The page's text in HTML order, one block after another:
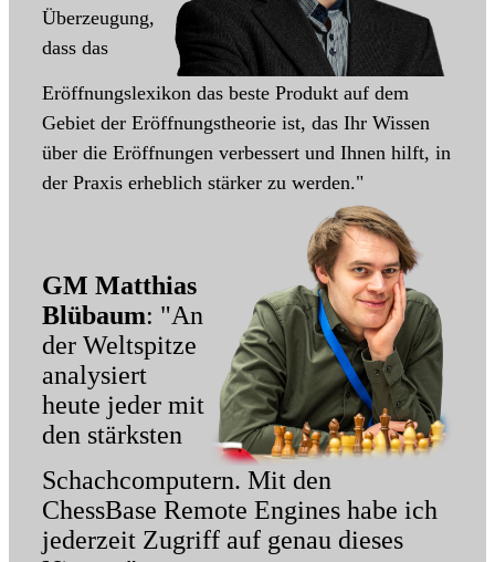
Überzeugung,
dass das
Eröffnungslexikon das beste Produkt auf dem
Gebiet der Eröffnungstheorie ist, das Ihr Wissen
über die Eröffnungen verbessert und Ihnen hilft, in
der Praxis erheblich stärker zu werden."
GM Matthias
Blübaum: "An
der Weltspitze
analysiert
heute jeder mit
den stärksten
Schachcomputern. Mit den
ChessBase Remote Engines habe ich
jederzeit Zugriff auf genau dieses